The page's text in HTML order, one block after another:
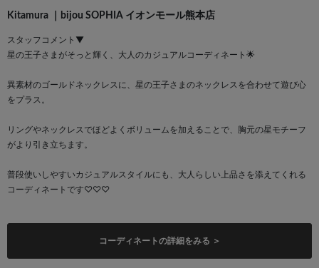
Kitamura ｜bijou SOPHIA イオンモール熊本店
スタッフコメント▼
星の王子さまがそっと輝く、大人のカジュアルコーディネート🌟
異素材のゴールドネックレスに、星の王子さまのネックレスを合わせて遊び心
をプラス。
リングやネックレスでほどよくボリュームを加えることで、胸元の星モチーフ
がより引き立ちます。
普段使いしやすいカジュアルスタイルにも、大人らしい上品さを添えてくれる
コーディネートです♡♡♡
コーディネートの詳細をみる ＞